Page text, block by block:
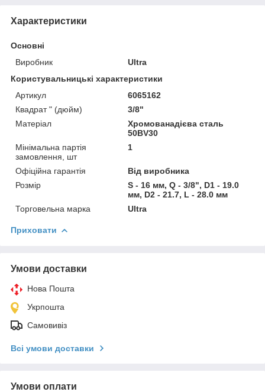
Характеристики
Основні
Виробник
Ultra
Користувальницькі характеристики
Артикул
6065162
Квадрат " (дюйм)
3/8"
Матеріал
Хромованадієва сталь
50BV30
Мінімальна партія
замовлення, шт
1
Офіційна гарантія
Від виробника
Розмір
S - 16 мм, Q - 3/8", D1 - 19.0
мм, D2 - 21.7, L - 28.0 мм
Торговельна марка
Ultra
Приховати
Умови доставки
Нова Пошта
Укрпошта
Самовивіз
Всі умови доставки
Умови оплати